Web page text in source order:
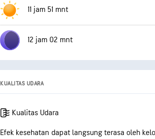
11 jam 51 mnt
12 jam 02 mnt
KUALITAS UDARA
Kualitas Udara
Efek kesehatan dapat langsung terasa oleh